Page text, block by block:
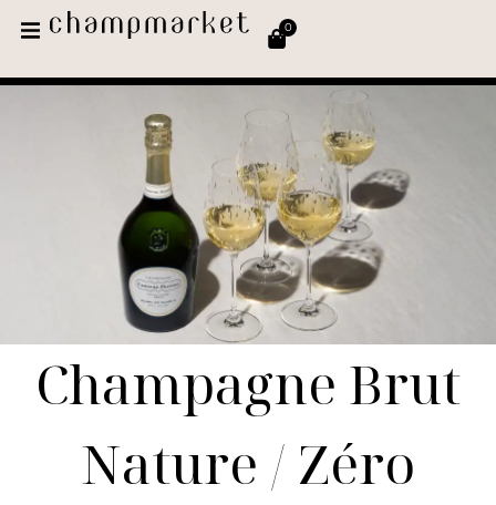
0
Champagne Brut
Nature / Zéro